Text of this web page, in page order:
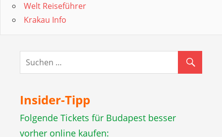
Welt Reiseführer
Krakau Info
Insider-Tipp
Folgende Tickets für Budapest besser
vorher online kaufen: